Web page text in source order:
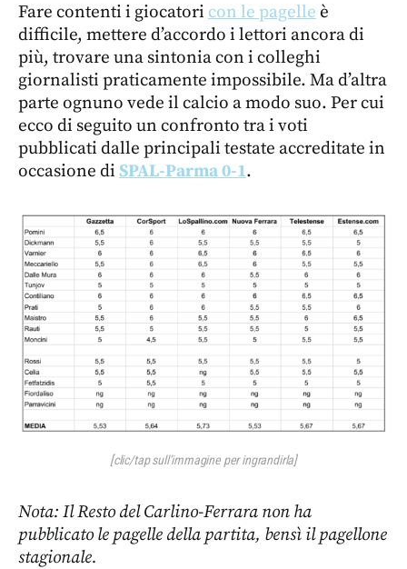
Fare contenti i giocatori con le pagelle è
difficile, mettere d’accordo i lettori ancora di
più, trovare una sintonia con i colleghi
giornalisti praticamente impossibile. Ma d’altra
parte ognuno vede il calcio a modo suo. Per cui
ecco di seguito un confronto tra i voti
pubblicati dalle principali testate accreditate in
occasione di SPAL-Parma 0-1.
[clic/tap sull’immagine per ingrandirla]
Nota: Il Resto del Carlino-Ferrara non ha
pubblicato le pagelle della partita, bensì il pagellone
stagionale.